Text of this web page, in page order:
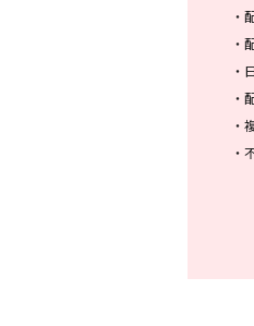
・
・
・
・
・
・